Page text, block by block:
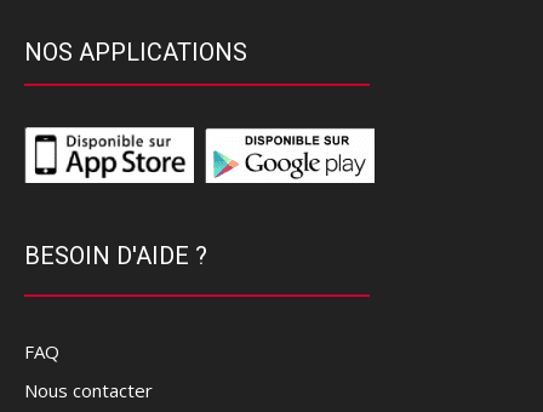
NOS APPLICATIONS
BESOIN D'AIDE ?
FAQ
Nous contacter